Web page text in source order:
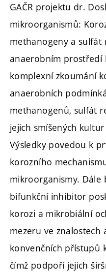
GAČR projektu dr.
mikroorganismů:
methanogeny a sulfát
anaerobním prostředí
komplexní zkoumání
anaerobních
methanogenů, sulfát
jejich smíšených
Výsledky povedou k
korozního
mikroorganismy.
bifunkční inhibitor
korozi a mikrobiální
mezeru ve znalostech
konvenčních přístupů
čímž podpoří jejich